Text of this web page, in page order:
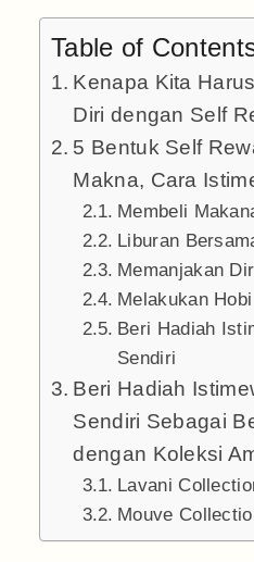
Table of
Kenapa Kita
Diri dengan Self
5 Bentuk Self
Makna, Cara
Membeli
Liburan
Memanjakan
Melakukan Hobi
Beri Hadiah
Sendiri
Beri Hadiah
Sendiri Sebagai
dengan Koleksi
Lavani
Mouve